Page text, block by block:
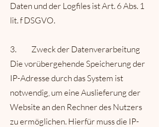
Daten und der Logfiles ist Art. 6 Abs. 1
lit. f DSGVO.
3. Zweck der Datenverarbeitung
Die vorübergehende Speicherung der
IP-Adresse durch das System ist
notwendig, um eine Auslieferung der
Website an den Rechner des Nutzers
zu ermöglichen. Hierfür muss die IP-